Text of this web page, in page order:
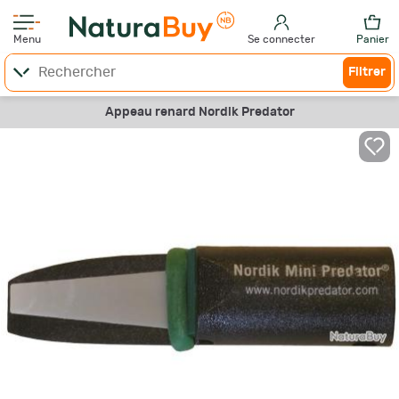
Menu Se connecter Panier
Filtrer
Appeau renard Nordik Predator